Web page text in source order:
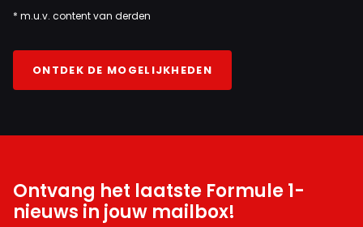
* m.u.v. content van derden
ONTDEK DE MOGELIJKHEDEN
Ontvang het laatste Formule 1-
nieuws in jouw mailbox!